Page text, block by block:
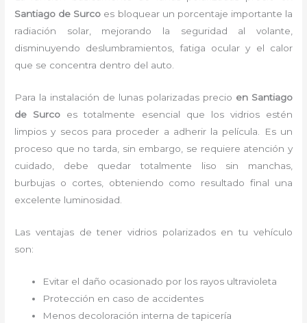
Santiago de Surco es bloquear un porcentaje importante la
radiación solar, mejorando la seguridad al volante,
disminuyendo deslumbramientos, fatiga ocular y el calor
que se concentra dentro del auto.
Para la instalación de lunas polarizadas precio en Santiago
de Surco es totalmente
esencial que los vidrios estén
limpios y secos para proceder a adherir la película. Es un
proceso que no tarda, sin embargo, se requiere atención y
cuidado, debe quedar totalmente liso sin manchas,
burbujas o cortes, obteniendo como resultado final una
excelente luminosidad.
Las ventajas de tener vidrios polarizados en tu vehículo
son:
Evitar el daño ocasionado por los rayos ultravioleta
Protección en caso de accidentes
Menos decoloración interna de tapicería